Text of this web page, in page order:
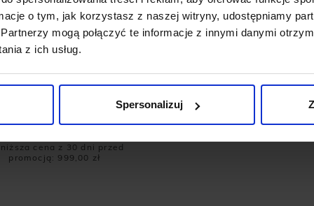
o tym, jak korzystasz z naszej witryny, udostępniamy
mogą połączyć te informacje z innymi danymi
z ich usług.
Spersonalizuj
DO ZESTAWU LIDO
BEŻOWA CLASSIC FIT
cena z 30 dni przed
promocją: 999,00 zł
MARYNARKA DO
GOZZANO ZIELONA SLIM